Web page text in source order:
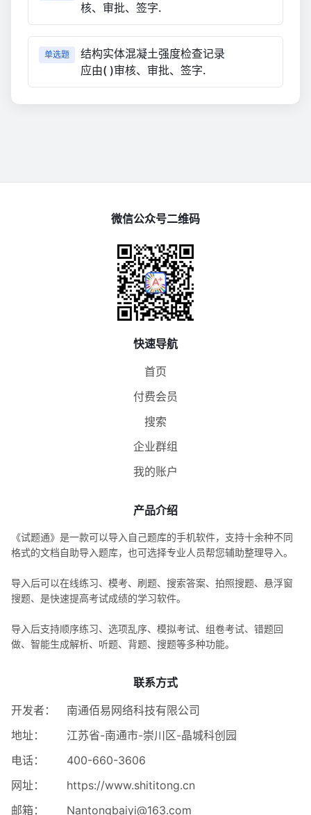
核、审批、签字.
单选题
结构实体混凝土强度检查记录
应由( )审核、审批、签字.
微信公众号二维码
快速导航
首页
付费会员
搜索
企业群组
我的账户
产品介绍
《试题通》是一款可以导入自己题库的手机软件，支持十余种不同
格式的文档自助导入题库，也可选择专业人员帮您辅助整理导入。
导入后可以在线练习、模考、刷题、搜索答案、拍照搜题、悬浮窗
搜题、是快速提高考试成绩的学习软件。
导入后支持顺序练习、选项乱序、模拟考试、组卷考试、错题回
做、智能生成解析、听题、背题、搜题等多种功能。
联系方式
开发者：
南通佰易网络科技有限公司
地址：
江苏省-南通市-崇川区-晶城科创园
电话：
400-660-3606
网址：
https://www.shititong.cn
邮箱：
Nantongbaiyi@163.com